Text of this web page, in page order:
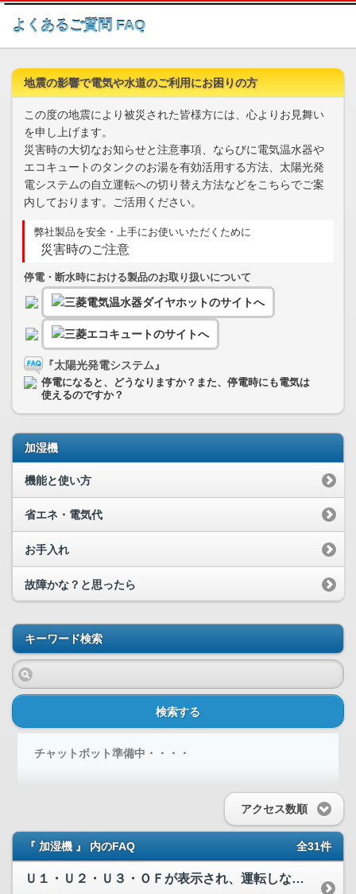
このページの本文へ
よくあるご質問 FAQ
地震の影響で電気や水道のご利用にお困りの方
この度の地震により被災された皆様方には、心よりお見舞い
を申し上げます。
災害時の大切なお知らせと注意事項、ならびに電気温水器や
エコキュートのタンクのお湯を有効活用する方法、太陽光発
電システムの自立運転への切り替え方法などをこちらでご案
内しております。ご活用ください。
弊社製品を安全・上手にお使いいただくために
災害時のご注意
停電・断水時における製品のお取り扱いについて
『太陽光発電システム』
停電になると、どうなりますか？また、停電時にも電気は
使えるのですか？
加湿機
機能と使い方
省エネ・電気代
お手入れ
故障かな？と思ったら
キーワード検索
検索する
チャットボット準備中・・・・
アクセス数順
『 加湿機 』 内のFAQ 全31件
Ｕ１・Ｕ２・Ｕ３・ＯＦが表示され、運転しない。